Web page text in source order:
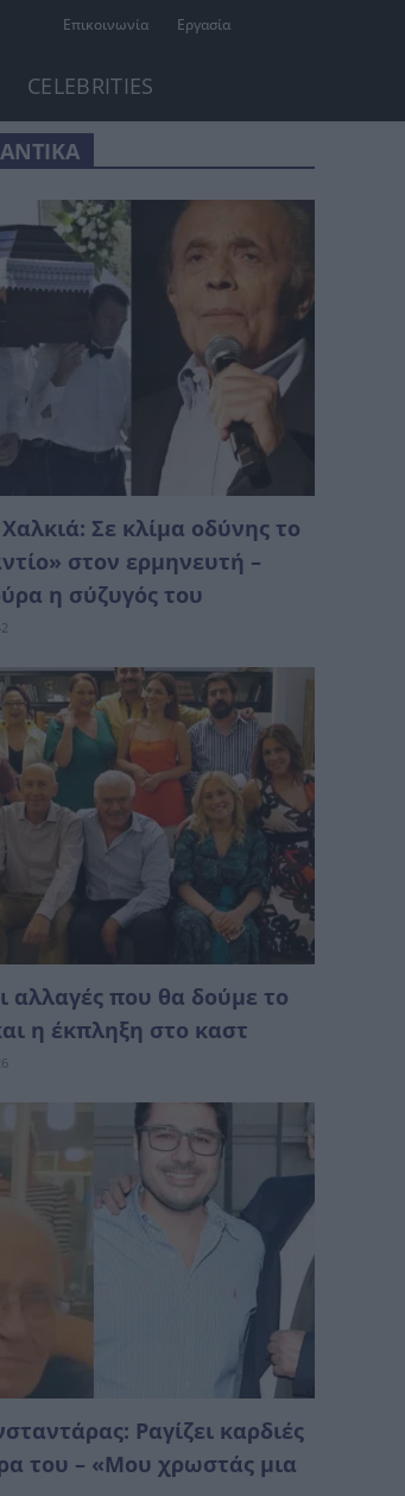
Επικοινωνία Εργασία
CELEBRITIES
Σε κλίμα οδύνης το
στον ερμηνευτή –
η σύζυγός του
αλλαγές που θα δούμε το
η έκπληξη στο καστ
Ραγίζει καρδιές
του – «Μου χρωστάς μια